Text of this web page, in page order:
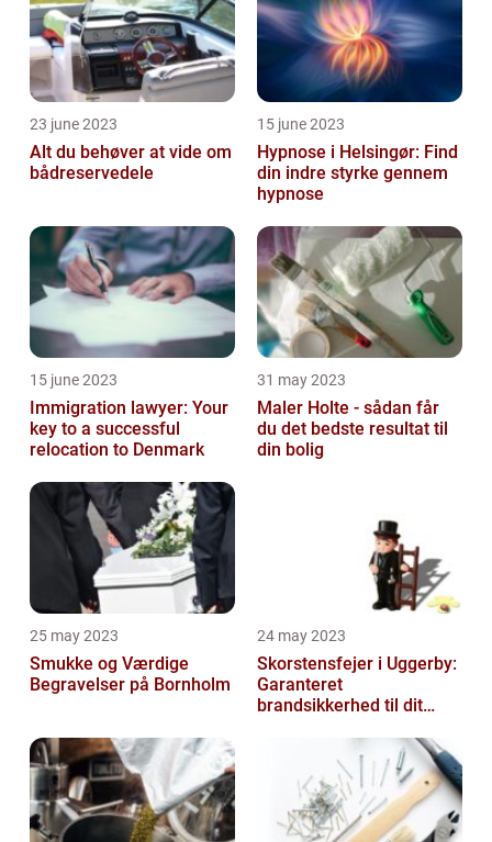
23 june 2023
Alt du behøver at vide om
bådreservedele
15 june 2023
Hypnose i Helsingør: Find
din indre styrke gennem
hypnose
15 june 2023
Immigration lawyer: Your
key to a successful
relocation to Denmark
31 may 2023
Maler Holte - sådan får
du det bedste resultat til
din bolig
25 may 2023
Smukke og Værdige
Begravelser på Bornholm
24 may 2023
Skorstensfejer i Uggerby:
Garanteret
brandsikkerhed til dit